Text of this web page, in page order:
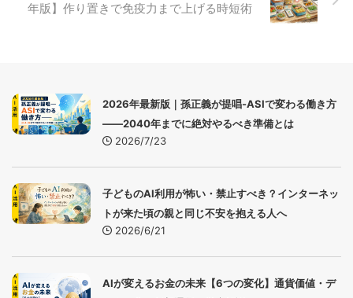
年版】作り置きで免疫力まで上げる時短術
2026年最新版｜孫正義が提唱-ASIで変わる働き方
――2040年までに絶対やるべき準備とは
2026/7/23
子どものAI利用が怖い・禁止すべき？インターネッ
トが来た頃の親と同じ不安を抱える人へ
2026/6/21
AIが変えるお金の未来【6つの変化】通貨価値・デ